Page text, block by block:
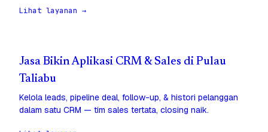
Lihat layanan →
Jasa Bikin Aplikasi CRM & Sales di Pulau
Taliabu
Kelola leads, pipeline deal, follow-up, & histori pelanggan
dalam satu CRM — tim sales tertata, closing naik.